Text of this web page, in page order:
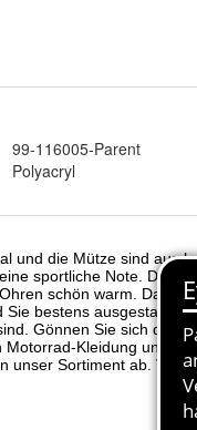
99-116005-Parent
Polyacryl